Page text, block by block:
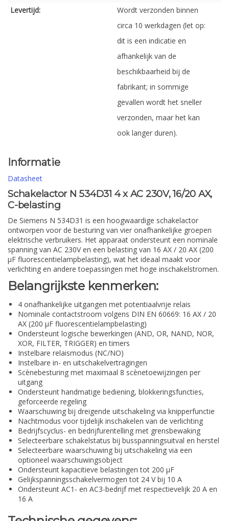
Levertijd:
Wordt verzonden binnen
circa 10 werkdagen (let op:
dit is een indicatie en
afhankelijk van de
beschikbaarheid bij de
fabrikant; in sommige
gevallen wordt het sneller
verzonden, maar het kan
ook langer duren).
Informatie
Datasheet
Schakelactor N 534D31 4 x AC 230V, 16/20 AX,
C-belasting
De Siemens N 534D31 is een hoogwaardige schakelactor
ontworpen voor de besturing van vier onafhankelijke groepen
elektrische verbruikers. Het apparaat ondersteunt een nominale
spanning van AC 230V en een belasting van 16 AX / 20 AX (200
µF fluorescentielampbelasting), wat het ideaal maakt voor
verlichting en andere toepassingen met hoge inschakelstromen.
Belangrijkste kenmerken:
4 onafhankelijke uitgangen met potentiaalvrije relais
Nominale contactstroom volgens DIN EN 60669: 16 AX / 20
AX (200 µF fluorescentielampbelasting)
Ondersteunt logische bewerkingen (AND, OR, NAND, NOR,
XOR, FILTER, TRIGGER) en timers
Instelbare relaismodus (NC/NO)
Instelbare in- en uitschakelvertragingen
Scènebesturing met maximaal 8 scènetoewijzingen per
uitgang
Ondersteunt handmatige bediening, blokkeringsfuncties,
geforceerde regeling
Waarschuwing bij dreigende uitschakeling via knipperfunctie
Nachtmodus voor tijdelijk inschakelen van de verlichting
Bedrijfscyclus- en bedrijfurentelling met grensbewaking
Selecteerbare schakelstatus bij busspanningsuitval en herstel
Selecteerbare waarschuwing bij uitschakeling via een
optioneel waarschuwingsobject
Ondersteunt kapacitieve belastingen tot 200 µF
Gelijkspanningsschakelvermogen tot 24 V bij 10 A
Ondersteunt AC1- en AC3-bedrijf met respectievelijk 20 A en
16 A